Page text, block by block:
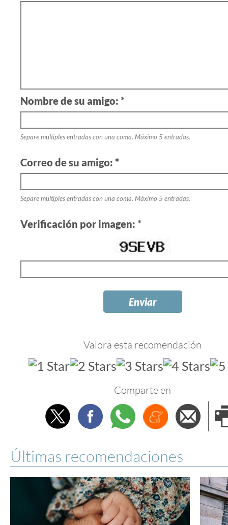
Nombre de su amigo: *
Separe multiples entradas con una coma. Máximo 5 entradas.
Correo de su amigo: *
Separe multiples entradas con una coma. Máximo 5 entradas.
Verificación por imagen: *
Valora esta recomendación
Comparte en
TwitterFacebookWhatsappMenéame
Últimas recomendaciones